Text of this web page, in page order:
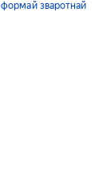
формай зваротнай